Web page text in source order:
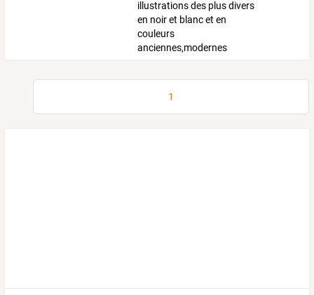
illustrations des plus divers
en noir et blanc et en
couleurs
anciennes,modernes
1